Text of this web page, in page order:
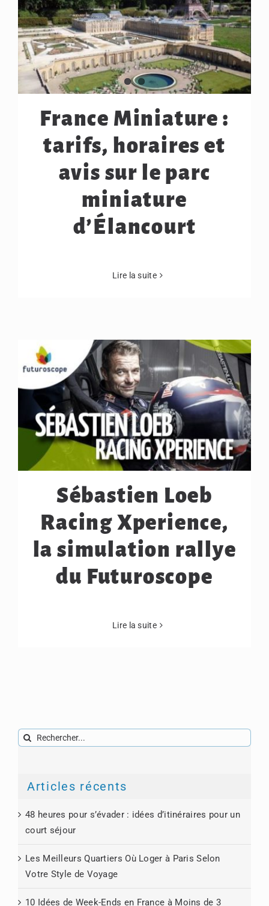
France Miniature :
tarifs, horaires et
avis sur le parc
miniature
d’Élancourt
Lire la suite
Sébastien Loeb
Racing Xperience,
la simulation rallye
du Futuroscope
Lire la suite
Rechercher:
Articles récents
48 heures pour s’évader : idées d’itinéraires pour un
court séjour
Les Meilleurs Quartiers Où Loger à Paris Selon
Votre Style de Voyage
10 Idées de Week-Ends en France à Moins de 3